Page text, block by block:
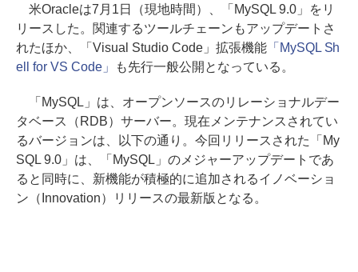
米Oracleは7月1日（現地時間）、「MySQL 9.0」をリ
リースした。関連するツールチェーンもアップデートさ
れたほか、「Visual Studio Code」拡張機能「MySQL Sh
ell for VS Code」
も先行一般公開となっている。
「MySQL」は、オープンソースのリレーショナルデー
タベース（RDB）サーバー。現在メンテナンスされてい
るバージョンは、以下の通り。今回リリースされた「My
SQL 9.0」は、「MySQL」のメジャーアップデートであ
ると同時に、新機能が積極的に追加されるイノベーショ
ン（Innovation）リリースの最新版となる。